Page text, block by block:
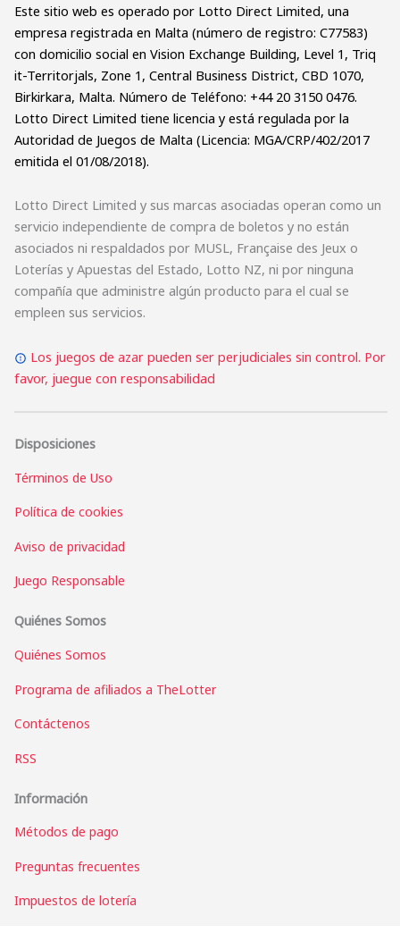
Este sitio web es operado por Lotto Direct Limited, una
empresa registrada en Malta (número de registro: C77583)
con domicilio social en Vision Exchange Building, Level 1, Triq
it-Territorjals, Zone 1, Central Business District, CBD 1070,
Birkirkara, Malta. Número de Teléfono: +44 20 3150 0476.
Lotto Direct Limited tiene licencia y está regulada por la
Autoridad de Juegos de Malta (Licencia: MGA/CRP/402/2017
emitida el 01/08/2018).
Lotto Direct Limited y sus marcas asociadas operan como un
servicio independiente de compra de boletos y no están
asociados ni respaldados por MUSL, Française des Jeux o
Loterías y Apuestas del Estado, Lotto NZ, ni por ninguna
compañía que administre algún producto para el cual se
empleen sus servicios.
Los juegos de azar pueden ser perjudiciales sin control. Por
favor, juegue con responsabilidad
Disposiciones
Términos de Uso
Política de cookies
Aviso de privacidad
Juego Responsable
Quiénes Somos
Quiénes Somos
Programa de afiliados a TheLotter
Contáctenos
RSS
Información
Métodos de pago
Preguntas frecuentes
Impuestos de lotería